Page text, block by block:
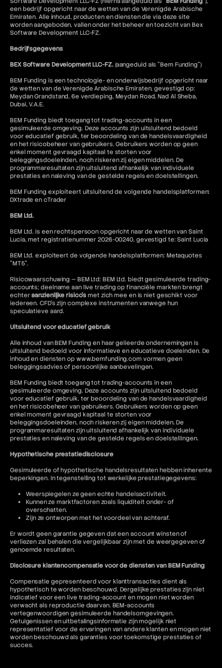
een bedrijf opgericht naar de wetten van de Verenigde Arabische
Emiraten. Alle inhoud, producten en diensten die via deze site
worden aangeboden, vallen onder het beheer en toezicht van Bex
Software Development LLC-FZ.
Bedrijfsgegevens
BEX Software Development LLC-FZ.(aangeduid als "Bem Funding")
BEM Funding is een technologie- en onderwijsbedrijf opgericht naar
de wetten van de Verenigde Arabische Emiraten, gevestigd op:
Meydan Grandstand, 6e verdieping, Meydan Road, Nad Al Sheba,
Dubai, V.A.E.
BEM Funding biedt toegang tot trading-accounts in een
gesimuleerde omgeving. Deze accounts zijn uitsluitend bedoeld
voor educatief gebruik, ter beoordeling van de handelsvaardigheid
en het risicobeheer van gebruikers. Gebruikers worden op geen
enkel moment gevraagd kapitaal te storten voor
beleggingsdoeleinden, noch riskeren zij eigen middelen. De
programmaresultaten zijn uitsluitend afhankelijk van individuele
prestaties en naleving van de gestelde regels en doelstellingen.
BEM Funding exploiteert uitsluitend de volgende handelsplatformen:
DXtrade en cTrader
BEM Ltd.
BEM Ltd. is een rechtspersoon opgericht naar de wetten van Saint
Lucia, met registratienummer 2026-00240, gevestigd te: Saint Lucia
BEM Ltd. exploiteert de volgende handelsplatformen: Metaquotes
"MT5".
Risicowaarschuwing — BEM Ltd: BEM Ltd. biedt gesimuleerde trading-
accounts; deelname aan live trading op financiële markten brengt
echteraanzienlijke risico'smet zich mee en is niet geschikt voor
iedereen. CFD's zijn complexe instrumenten vanwege hun
speculatieve aard.
Uitsluitend voor educatief gebruik
Alle inhoud van BEM Funding en haar gelieerde ondernemingen is
uitsluitend bedoeld voor informatieve en educatieve doeleinden. De
inhoud en diensten op www.bemfunding.com vormen geen
beleggingsadvies of persoonlijke aanbevelingen.
BEM Funding biedt toegang tot trading-accounts in een
gesimuleerde omgeving. Deze accounts zijn uitsluitend bedoeld
voor educatief gebruik, ter beoordeling van de handelsvaardigheid
en het risicobeheer van gebruikers. Gebruikers worden op geen
enkel moment gevraagd kapitaal te storten voor
beleggingsdoeleinden, noch riskeren zij eigen middelen. De
programmaresultaten zijn uitsluitend afhankelijk van individuele
prestaties en naleving van de gestelde regels en doelstellingen.
Hypothetische prestatiedisclosure
Gesimuleerde of hypothetische handelsresultaten hebben inherente
beperkingen. In tegenstelling tot werkelijke prestatiegegevens:
Weerspiegelen ze geen echte handelsactiviteit.
Kunnen ze marktfactoren zoals liquiditeit onder- of
overschatten.
Zijn ze ontworpen met het voordeel van achteraf.
Er wordt geen garantie gegeven dat een account winsten of
verliezen zal behalen die vergelijkbaar zijn met de weergegeven of
genoemde resultaten.
Disclosure klantencompensatie voor de diensten van BEM Funding
Compensatie gepresenteerd voor klanttransacties dient als
hypothetisch te worden beschouwd. Dergelijke prestaties zijn niet
indicatief voor een live trading-account en mogen niet worden
verwacht als reproductie daarvan. BEM-accounts
vertegenwoordigen gesimuleerde handelsomgevingen.
Getuigenissen en uitbetalingsinformatie zijn mogelijk niet
representatief voor de ervaringen van andere klanten en mogen niet
worden beschouwd als garanties voor toekomstige prestaties of
succes.